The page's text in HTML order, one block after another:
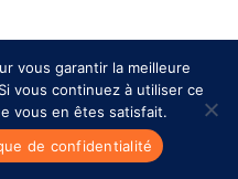
vous garantir la meilleure
vous continuez à utiliser ce
vous en êtes satisfait.
de confidentialité